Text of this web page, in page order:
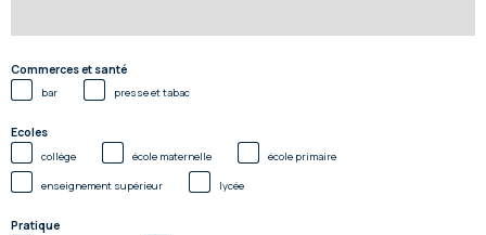
Commerces et santé
bar presse et tabac
Ecoles
collège école maternelle école primaire
enseignement supérieur lycée
Pratique